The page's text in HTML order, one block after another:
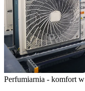
Perfumiarnia - komfort